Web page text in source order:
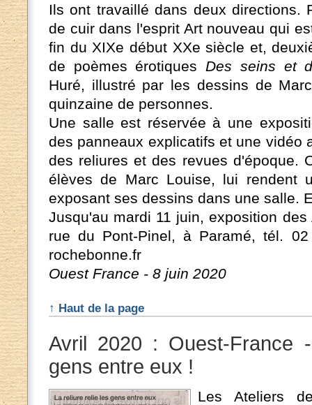
Ils ont travaillé dans deux directions.
de cuir dans l'esprit Art nouveau qui
fin du XIXe début XXe siècle et,
de poèmes érotiques Des seins et
Huré, illustré par les dessins de
quinzaine de personnes.
Une salle est réservée à une
des panneaux explicatifs et une vidéo
des reliures et des revues d'époque.
élèves de Marc Louise, lui rendent
exposant ses dessins dans une salle.
Jusqu'au mardi 11 juin, exposition
rue du Pont-Pinel, à Paramé, tél.
rochebonne.fr
Ouest France - 8 juin 2020
↑ Haut de la page
Avril 2020 : Ouest-France
gens entre eux !
Les Ateliers